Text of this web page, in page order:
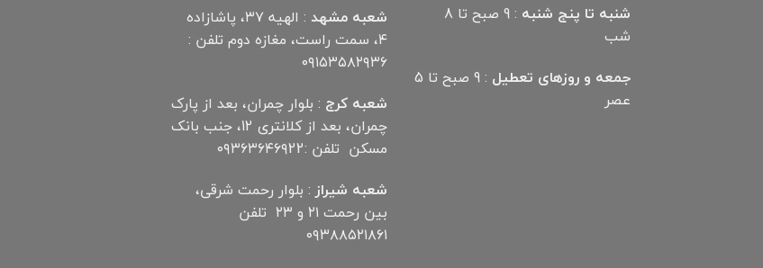
شنبه تا پنج شنبه
: 9 صبح تا 8
شب
جمعه و روزهای تعطیل
: 9 صبح تا 5
عصر
شعبه مشهد
: الهیه ۳۷، پاشازاده
۴، سمت راست، مغازه دوم تلفن :
۰۹۱۵۳۵۸۲۹۳۶
شعبه کرج : بلوار چمران، بعد از پارک
چمران، بعد از کلانتری 12، جنب بانک
مسکن تلفن :۰۹۳۶۳۶۴۶۹22
شعبه شیراز: بلوار رحمت شرقی،
بین رحمت ۲۱ و ۲۳ تلفن
۰۹۳۸۸۵۲۱۸۶۱